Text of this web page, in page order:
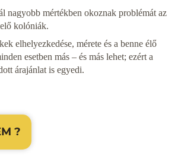
nagyobb mértékben okoznak problémát az
kolóniák.
elhelyezkedése, mérete és a benne élő
esetben más – és más lehet; ezért a
árajánlat is egyedi.
?